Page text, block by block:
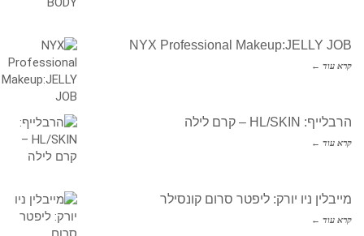
NYX Professional Makeup:JELLY JOB
קרא עוד ←
הרבלייף: HL/SKIN – קרם לילה
קרא עוד ←
מייבלין ניו יורק: ליפטר סרום קונסילר
קרא עוד ←